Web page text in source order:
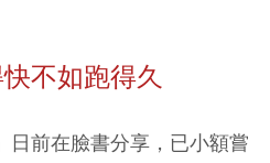
不如跑得久
日前在臉書分享，已小額嘗